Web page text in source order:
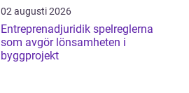
02 augusti 2026
Entreprenadjuridik spelreglerna
som avgör lönsamheten i
byggprojekt